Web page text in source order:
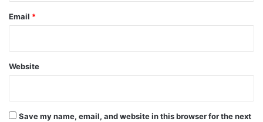
Email *
Website
Save my name, email, and website in this browser for the next